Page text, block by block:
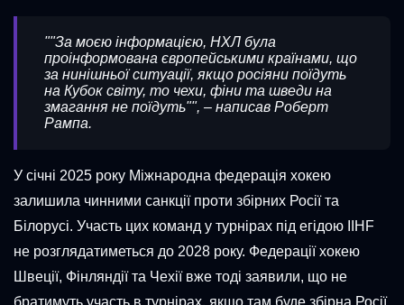
""За моєю інформацією, НХЛ була
проінформована європейськими країнами, що
за нинішньої ситуації, якщо росіяни поїдуть
на Кубок світу, то чехи, фіни та шведи на
змагання не поїдуть"", – написав Роберт
Рампа.
У січні 2025 року Міжнародна федерація хокею
залишила чинними санкції проти збірних Росії та
Білорусі. Участь цих команд у турнірах під егідою IIHF
не розглядатиметься до 2028 року. Федерації хокею
Швеції, Фінляндії та Чехії вже тоді заявили, що не
братимуть участь в турнірах, якщо там буде збірна Росії